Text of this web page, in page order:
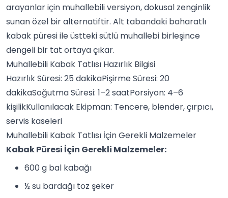
arayanlar için muhallebili versiyon, dokusal zenginlik
sunan özel bir alternatiftir. Alt tabandaki baharatlı
kabak püresi ile üstteki sütlü muhallebi birleşince
dengeli bir tat ortaya çıkar.
Muhallebili Kabak Tatlısı Hazırlık Bilgisi
Hazırlık Süresi: 25 dakikaPişirme Süresi: 20
dakikaSoğutma Süresi: 1–2 saatPorsiyon: 4–6
kişilikKullanılacak Ekipman: Tencere, blender, çırpıcı,
servis kaseleri
Muhallebili Kabak Tatlısı İçin Gerekli Malzemeler
Kabak Püresi İçin Gerekli Malzemeler:
600 g bal kabağı
½ su bardağı toz şeker